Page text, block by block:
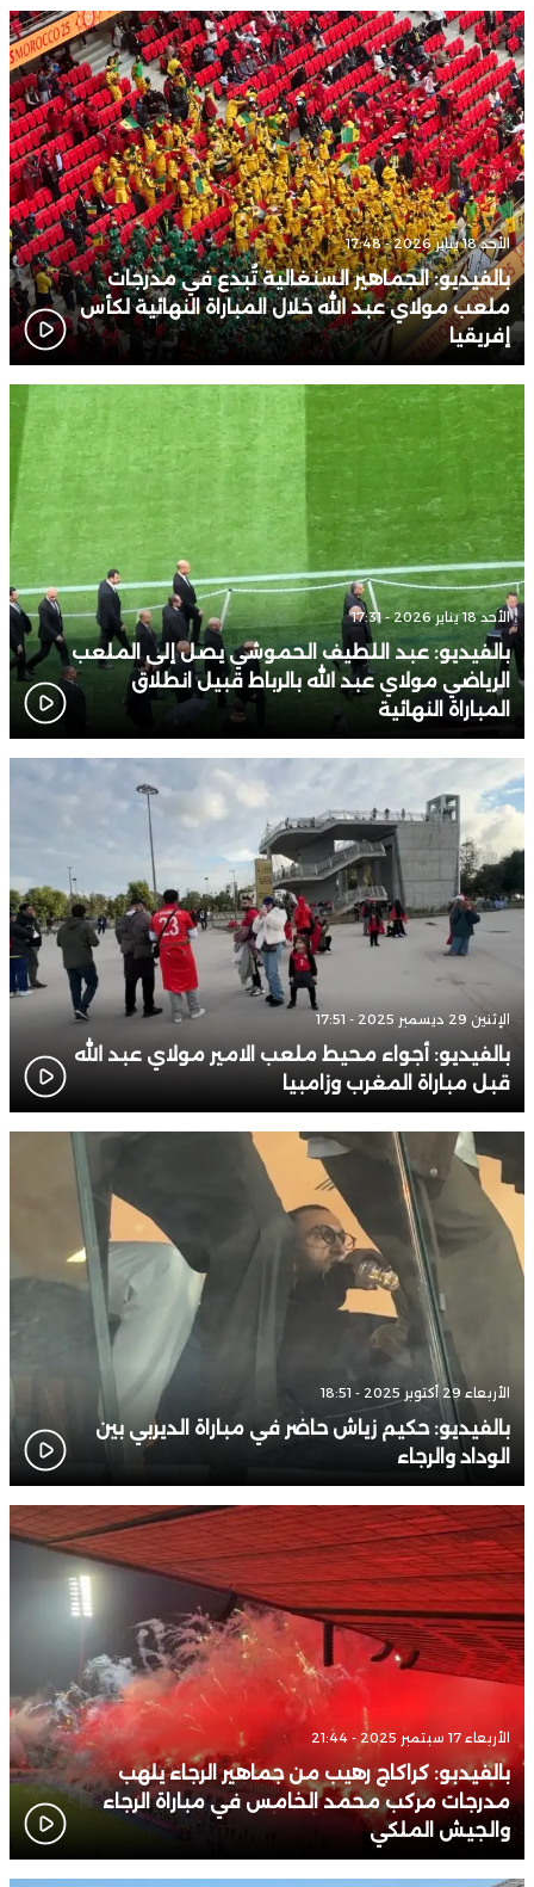
الأحد 18 يناير 2026 - 17:48
بالفيديو: الجماهير السنغالية تُبدع في مدرجات
ملعب مولاي عبد الله خلال المباراة النهائية لكأس
إفريقيا
الأحد 18 يناير 2026 - 17:31
بالفيديو: عبد اللطيف الحموشي يصل إلى الملعب
الرياضي مولاي عبد الله بالرباط قبيل انطلاق
المباراة النهائية
الإثنين 29 ديسمبر 2025 - 17:51
بالفيديو: أجواء محيط ملعب الامير مولاي عبد الله
قبل مباراة المغرب وزامبيا
الأربعاء 29 أكتوبر 2025 - 18:51
بالفيديو: حكيم زياش حاضر في مباراة الديربي بين
الوداد والرجاء
الأربعاء 17 سبتمبر 2025 - 21:44
بالفيدبو: كراكاج رهيب من جماهير الرجاء يلهب
مدرجات مركب محمد الخامس في مباراة الرجاء
والجيش الملكي